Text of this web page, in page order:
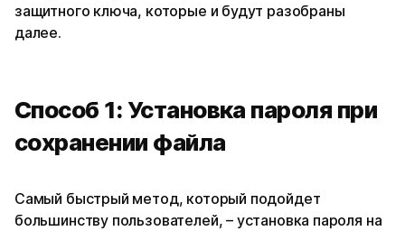
защитного ключа, которые и будут разобраны
далее.
Способ 1: Установка пароля при
сохранении файла
Самый быстрый метод, который подойдет
большинству пользователей, – установка пароля на